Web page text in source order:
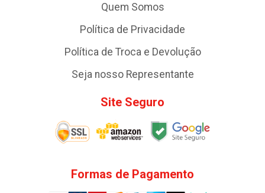
Quem Somos
Política de Privacidade
Política de Troca e Devolução
Seja nosso Representante
Site Seguro
Formas de Pagamento